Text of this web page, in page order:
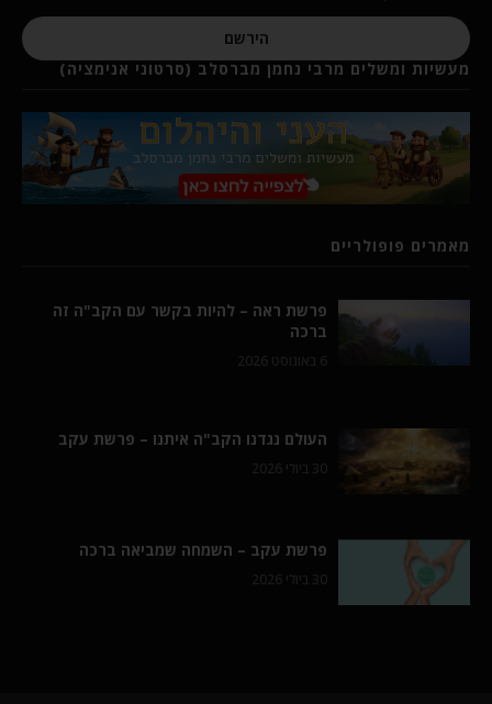
הירשם
מעשיות ומשלים מרבי נחמן מברסלב (סרטוני אנימציה)
מאמרים פופולריים
פרשת ראה – להיות בקשר עם הקב"ה זה
ברכה
6 באוגוסט 2026
העולם נגדנו הקב"ה איתנו – פרשת עקב
30 ביולי 2026
פרשת עקב – השמחה שמביאה ברכה
30 ביולי 2026